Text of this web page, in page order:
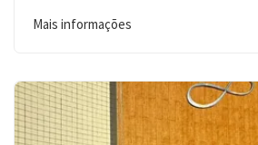
Mais informações